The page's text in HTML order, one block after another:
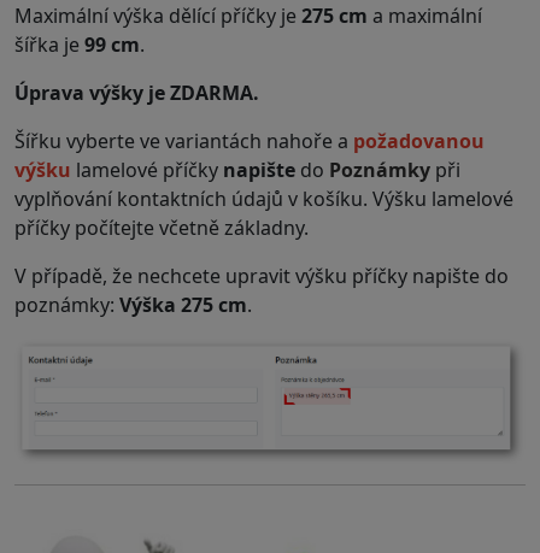
Maximální výška dělící příčky je 275 cm a maximální
šířka je 99 cm.
Úprava výšky je ZDARMA.
Šířku vyberte ve variantách nahoře a požadovanou
výšku lamelové příčky napište do Poznámky při
vyplňování kontaktních údajů v košíku. Výšku lamelové
příčky počítejte včetně základny.
V případě, že nechcete upravit výšku příčky napište do
poznámky: Výška 275 cm.